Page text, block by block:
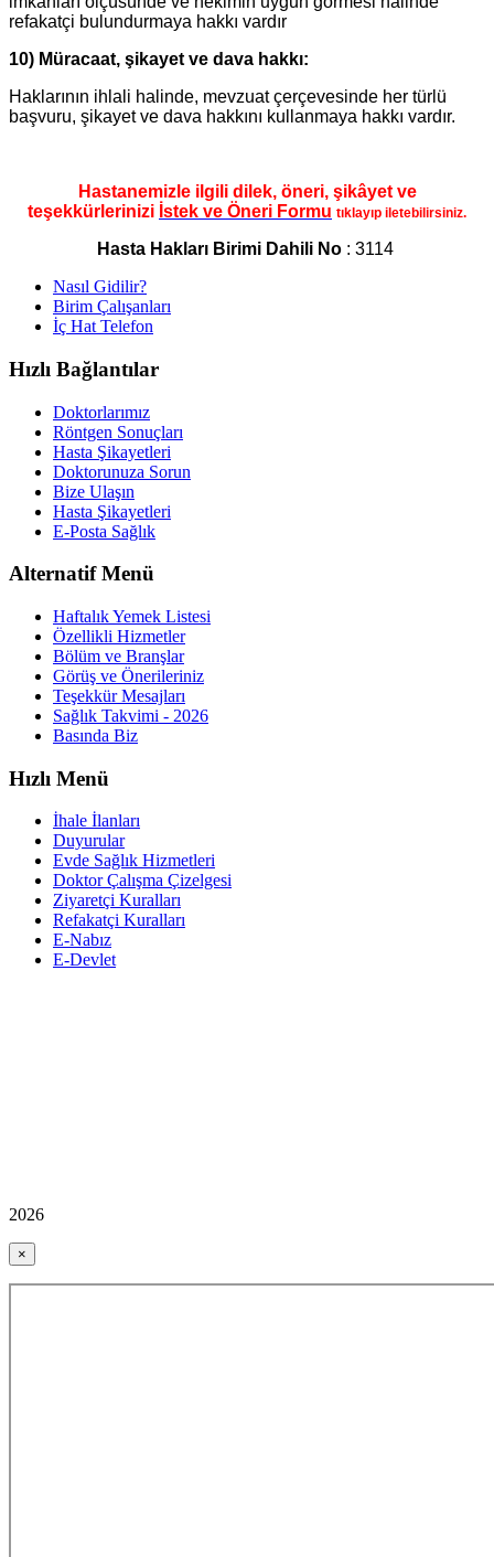
refakatçi bulundurmaya hakkı vardır
10) Müracaat, şikayet ve dava hakkı:
Haklarının ihlali halinde, mevzuat çerçevesinde her türlü
başvuru, şikayet ve dava hakkını kullanmaya hakkı vardır.
Hastanemizle ilgili dilek, öneri, şikâyet ve
teşekkürlerinizi İstek ve Öneri Formu tıklayıp iletebilirsiniz.
Hasta Hakları Birimi Dahili No : 3114
Nasıl Gidilir?
Birim Çalışanları
İç Hat Telefon
Hızlı Bağlantılar
Doktorlarımız
Röntgen Sonuçları
Hasta Şikayetleri
Doktorunuza Sorun
Bize Ulaşın
Hasta Şikayetleri
E-Posta Sağlık
Alternatif Menü
Haftalık Yemek Listesi
Özellikli Hizmetler
Bölüm ve Branşlar
Görüş ve Önerileriniz
Teşekkür Mesajları
Sağlık Takvimi - 2026
Basında Biz
Hızlı Menü
İhale İlanları
Duyurular
Evde Sağlık Hizmetleri
Doktor Çalışma Çizelgesi
Ziyaretçi Kuralları
Refakatçi Kuralları
E-Nabız
E-Devlet
2026
×